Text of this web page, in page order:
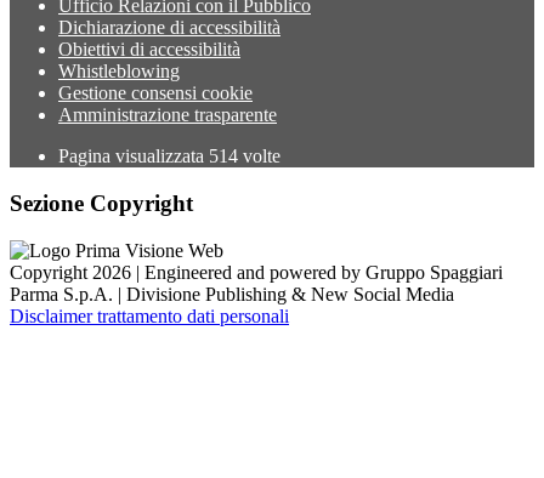
Ufficio Relazioni con il Pubblico
Dichiarazione di accessibilità
Obiettivi di accessibilità
Whistleblowing
Gestione consensi cookie
Amministrazione trasparente
Pagina visualizzata 514 volte
Sezione Copyright
Copyright 2026 | Engineered and powered by Gruppo Spaggiari
Parma S.p.A. | Divisione Publishing & New Social Media
Disclaimer trattamento dati personali